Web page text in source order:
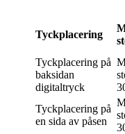
Tyckplacering
Tyckplacering på
baksidan
digitaltryck
Tyckplacering på
en sida av påsen